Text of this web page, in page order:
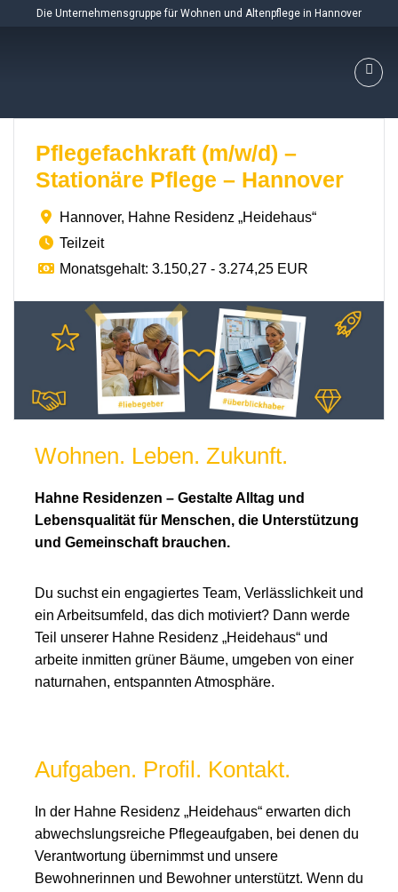
Die Unternehmensgruppe für Wohnen und Altenpflege in Hannover
Pflegefachkraft (m/w/d) –
Stationäre Pflege – Hannover
Hannover, Hahne Residenz „Heidehaus“
Teilzeit
Monatsgehalt: 3.150,27 - 3.274,25 EUR
Wohnen. Leben. Zukunft.
Hahne Residenzen – Gestalte Alltag und
Lebensqualität für Menschen, die Unterstützung
und Gemeinschaft brauchen.
Du suchst ein engagiertes Team, Verlässlichkeit und
ein Arbeitsumfeld, das dich motiviert? Dann werde
Teil unserer Hahne Residenz „Heidehaus“ und
arbeite inmitten grüner Bäume, umgeben von einer
naturnahen, entspannten Atmosphäre.
Aufgaben. Profil. Kontakt.
In der Hahne Residenz „Heidehaus“ erwarten dich
abwechslungsreiche Pflegeaufgaben, bei denen du
Verantwortung übernimmst und unsere
Bewohnerinnen und Bewohner unterstützt. Wenn du